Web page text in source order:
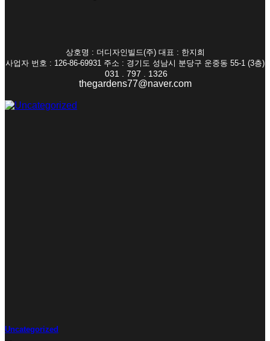
상호명 : 더디자인빌드(주) 대표 : 한지희
사업자 번호 : 126-86-69931 주소 : 경기도 성남시 분당구 운중동 55-1 (3층)
031 . 797 . 1326
thegardens77@naver.com
Uncategorized